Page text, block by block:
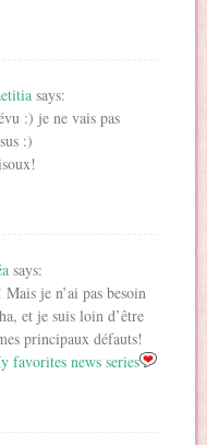
says:
:) je ne vais pas
:)
says:
je n’ai pas besoin
et je suis loin d’être
principaux défauts!
favorites news series